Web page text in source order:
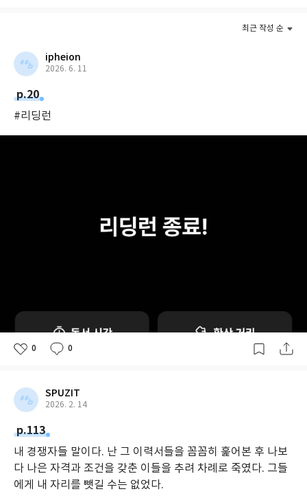
최근 작성 순
ipheion
2026. 6. 11
p.20
#리딩런
0 0
SPUZIT
2026. 2. 14
p.113
내 경쟁자들 말이다. 난 그 이력서들을 꼼꼼히 훑어본 후 나보
다 나은 자격과 조건을 갖춘 이들을 추려 차례로 죽였다. 그들
에게 내 자리를 뺏길 수는 없었다.